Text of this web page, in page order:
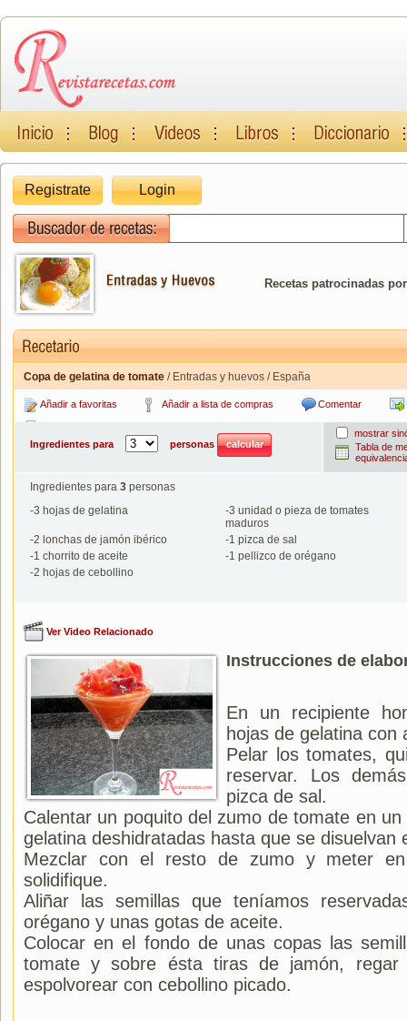
Registrate Login
Recetas patrocinadas
Copa de gelatina de tomate / Entradas y huevos / España
Añadir a favoritas Añadir a lista de compras Comentar
Ingredientes para
personas
mostrar
Tabla de
Ingredientes para 3 personas
-3 hojas de gelatina -3 unidad o pieza de tomates
maduros
-2 lonchas de jamón ibérico -1 pizca de sal
-1 chorrito de aceite -1 pellizco de orégano
-2 hojas de cebollino
Ver Video Relacionado
Instrucciones de
En un recipiente
hojas de gelatina con
Pelar los tomates,
reservar. Los
pizca de sal.
Calentar un poquito del zumo de tomate en
gelatina deshidratadas hasta que se disuelvan
Mezclar con el resto de zumo y meter
solidifique.
Aliñar las semillas que teníamos
orégano y unas gotas de aceite.
Colocar en el fondo de unas copas las
tomate y sobre ésta tiras de jamón,
espolvorear con cebollino picado.